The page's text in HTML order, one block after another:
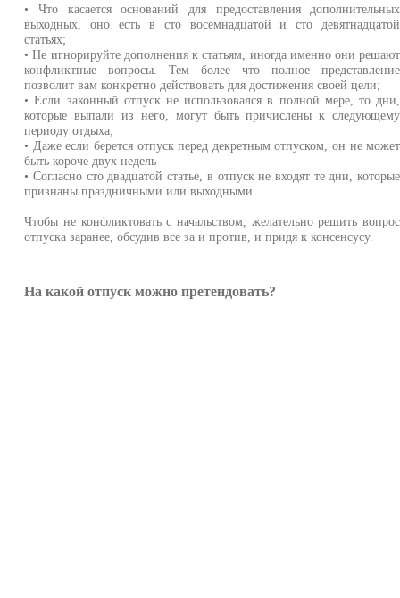
• Что касается оснований для предоставления дополнительных
выходных, оно есть в сто восемнадцатой и сто девятнадцатой
статьях;
• Не игнорируйте дополнения к статьям, иногда именно они решают
конфликтные вопросы. Тем более что полное представление
позволит вам конкретно действовать для достижения своей цели;
• Если законный отпуск не использовался в полной мере, то дни,
которые выпали из него, могут быть причислены к следующему
периоду отдыха;
• Даже если берется отпуск перед декретным отпуском, он не может
быть короче двух недель
• Согласно сто двадцатой статье, в отпуск не входят те дни, которые
признаны праздничными или выходными.
Чтобы не конфликтовать с начальством, желательно решить вопрос
отпуска заранее, обсудив все за и против, и придя к консенсусу.
На какой отпуск можно претендовать?